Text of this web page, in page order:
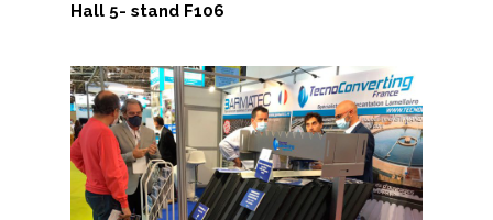
Hall 5- stand F106